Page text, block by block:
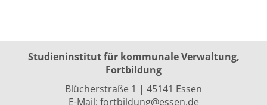
Studieninstitut für kommunale Verwaltung,
Fortbildung
Blücherstraße 1 | 45141 Essen
E-Mail: fortbildung@essen.de